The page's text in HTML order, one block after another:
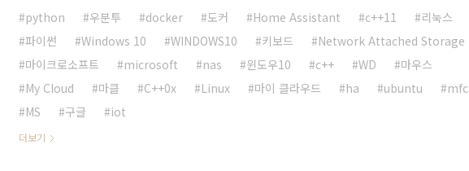
python 우분투 docker 도커 Home Assistant c++11
리눅스
파이썬
Windows 10 WINDOWS10 키보드
Network Attached Storage
마이크로소프트
microsoft nas 윈도우10 c++ WD
마우스
My Cloud
마클 C++0x Linux 마이 클라우드 ha ubuntu
mfc
MS
구글 iot
더보기